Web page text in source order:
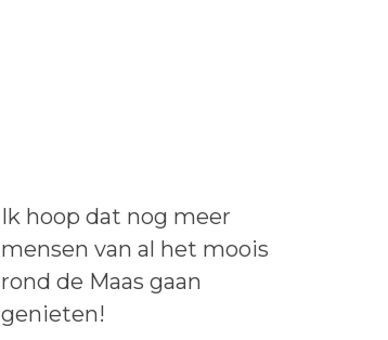
Lees het bericht:
Ik hoop dat nog meer
mensen van al het moois
rond de Maas gaan
genieten!